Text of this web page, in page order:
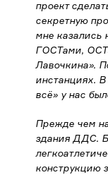
проект
секретную
мне казались
ГОСТами,
Лавочкина».
инстанциях. В
всё» у нас
Прежде чем
здания ДДС.
конструкцию